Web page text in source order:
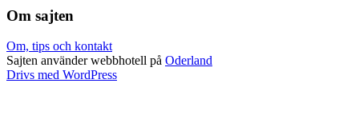
Om sajten
Om, tips och kontakt
Sajten använder webbhotell på Oderland
Drivs med WordPress